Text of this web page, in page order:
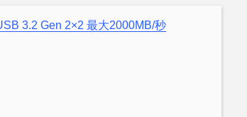
3.2 Gen 2×2 最大2000MB/秒